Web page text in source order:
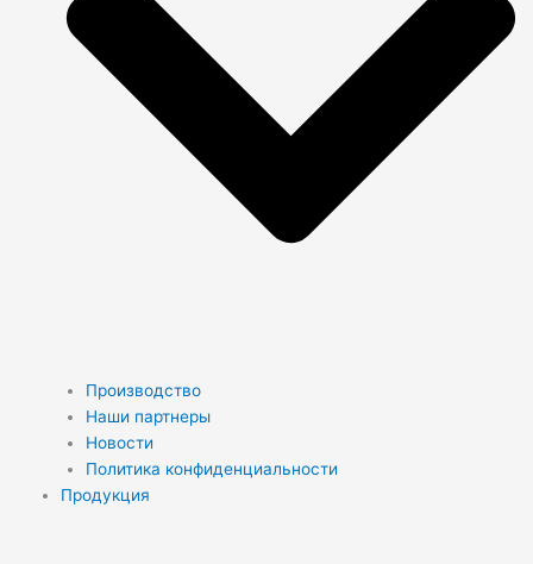
Производство
Наши партнеры
Новости
Политика конфиденциальности
Продукция